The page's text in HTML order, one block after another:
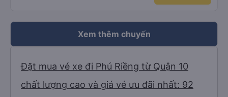
Xem thêm chuyến
Đặt mua vé xe đi Phú Riềng từ Quận 10
chất lượng cao và giá vé ưu đãi nhất: 92